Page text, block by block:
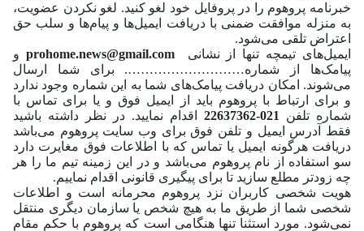
خبرنامه پروهوم را در پروفایل خود لغو کنید. لغو نکردن عضویت،
به منزله موافقت ضمنی با دریافت ایمیل‌ها و پیام‌ها و سلب حق
اعتراض تلقی می‌شود.
ایمیل‌های تیمچه تنها از نشانی
prohome.news@gmail.com
و
پیامک‌ها از شماره………………………. برای شما ارسال
می‌شوند. امکان دریافت پیامک‌های شما به این شماره‌ وجود ندارد
و برای ارتباط با پروهوم باید از ایمیل فوق و یا برای تماس با
شماره تلفن
021-22637362
اقدام نمایید. در نظر داشته باشید
فقط آدرس ایمیل و تلفن فوق برای وب سایت پروهوم می‌باشد
دریافت هرگونه ایمیل یا تماس که با اطلاعات فوق مغایرت دارد
سو استفاده از نام پروهوم می‌باشد و در این زمینه تیم ما را هر
چه زود‎تر مطلع سازید تا برای پیگیری قانونی اقدام نماییم.
هویت شخصی کاربران نزد پروهوم محرمانه است و اطلاعات
شخصی شما از طریق ما به هیچ شخص یا سازمان دیگری منتقل
نمی‌شود. مورد استثنا تنها هنگامی است که پروهوم با حکم مقام